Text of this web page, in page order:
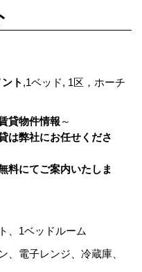
ト ,1ベッド, 1区，ホーチ
貸物件情報 ～
は弊社にお任せくださ
料にてご案内いたしま
、1ベッドルーム
、電子レンジ、冷蔵庫、